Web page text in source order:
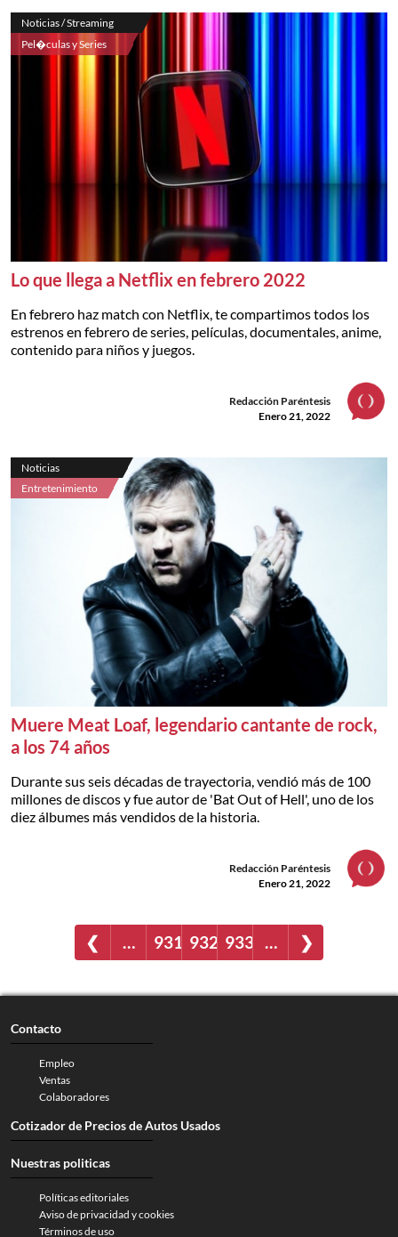
Noticias / Streaming
Pel�culas y Series
Lo que llega a Netflix en febrero 2022
En febrero haz match con Netflix, te compartimos todos los
estrenos en febrero de series, películas, documentales, anime,
contenido para niños y juegos.
Redacción Paréntesis
Enero 21, 2022
Noticias
Entretenimiento
Muere Meat Loaf, legendario cantante de rock,
a los 74 años
Durante sus seis décadas de trayectoria, vendió más de 100
millones de discos y fue autor de 'Bat Out of Hell', uno de los
diez álbumes más vendidos de la historia.
Redacción Paréntesis
Enero 21, 2022
❮ … 931 932 933 … ❯
Contacto
Empleo
Ventas
Colaboradores
Cotizador de Precios de Autos Usados
Nuestras politicas
Políticas editoriales
Aviso de privacidad y cookies
Términos de uso